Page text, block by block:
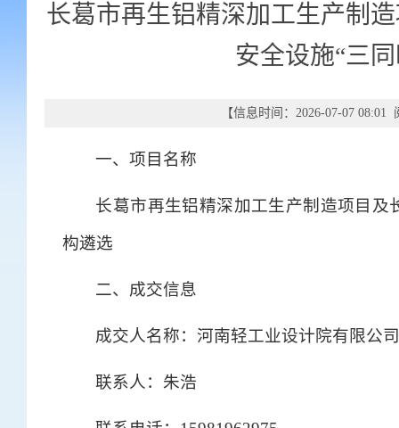
长葛市再生铝精深加工生产制
安全设施“三
【信息时间：2026-07-07
一、项目名称
长葛市再生铝精深加工生产制造项目及
构遴选
二、成交信息
成交人名称：河南轻工业设计院有限公
联系人：朱浩